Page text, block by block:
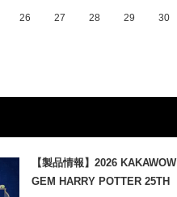
26 27 28 29 30
【製品情報】2026 KAKAWOW
GEM HARRY POTTER 25TH